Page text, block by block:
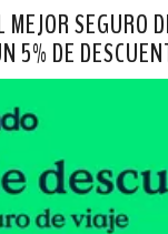
MEJOR SEGURO
5% DE